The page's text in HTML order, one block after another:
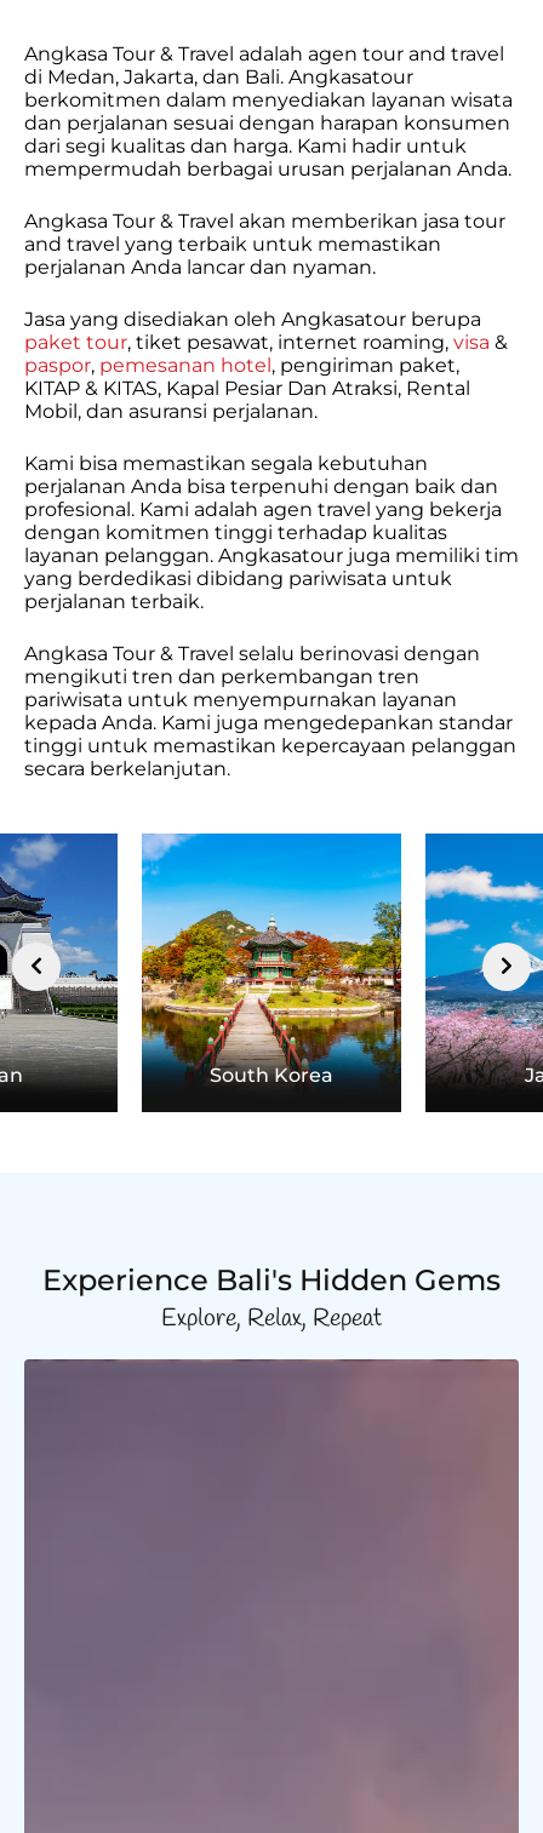
Angkasa Tour & Travel adalah agen tour and travel
di Medan, Jakarta, dan Bali. Angkasatour
berkomitmen dalam menyediakan layanan wisata
dan perjalanan sesuai dengan harapan konsumen
dari segi kualitas dan harga. Kami hadir untuk
mempermudah berbagai urusan perjalanan Anda.
Angkasa Tour & Travel akan memberikan jasa tour
and travel yang terbaik untuk memastikan
perjalanan Anda lancar dan nyaman.
Jasa yang disediakan oleh Angkasatour berupa
paket tour, tiket pesawat, internet roaming, visa &
paspor, pemesanan hotel, pengiriman paket,
KITAP & KITAS, Kapal Pesiar Dan Atraksi, Rental
Mobil, dan asuransi perjalanan.
Kami bisa memastikan segala kebutuhan
perjalanan Anda bisa terpenuhi dengan baik dan
profesional. Kami adalah agen travel yang bekerja
dengan komitmen tinggi terhadap kualitas
layanan pelanggan. Angkasatour juga memiliki tim
yang berdedikasi dibidang pariwisata untuk
perjalanan terbaik.
Angkasa Tour & Travel selalu berinovasi dengan
mengikuti tren dan perkembangan tren
pariwisata untuk menyempurnakan layanan
kepada Anda. Kami juga mengedepankan standar
tinggi untuk memastikan kepercayaan pelanggan
secara berkelanjutan.
South Korea
Experience Bali's Hidden Gems
Explore, Relax, Repeat